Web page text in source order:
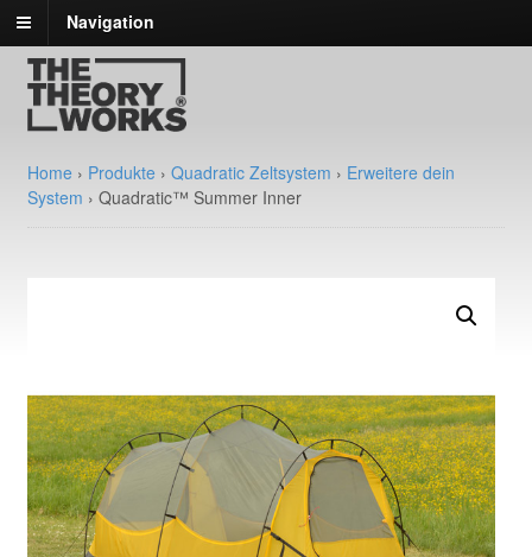
Navigation
Home › Produkte › Quadratic Zeltsystem › Erweitere dein
System › Quadratic™ Summer Inner